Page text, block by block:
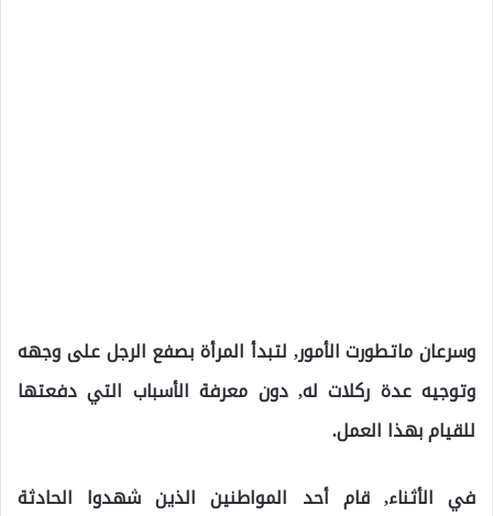
وسرعان ماتطورت الأمور, لتبدأ المرأة بصفع الرجل على وجهه
وتوجيه عدة ركلات له, دون معرفة الأسباب التي دفعتها
للقيام بهذا العمل.
في الأثناء, قام أحد المواطنين الذين شهدوا الحادثة